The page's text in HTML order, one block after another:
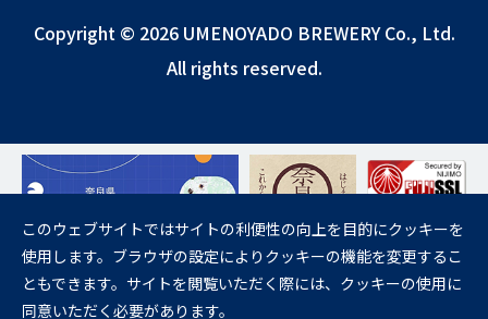
Copyright © 2026 UMENOYADO BREWERY Co., Ltd.
All rights reserved.
飲酒は20歳になってから。
妊娠中や授乳期の飲酒は、胎児・乳児の発育に悪影響を与えるおそれが
あります。
このウェブサイトではサイトの利便性の向上を目的にクッキーを
使用します。ブラウザの設定によりクッキーの機能を変更するこ
ともできます。サイトを閲覧いただく際には、クッキーの使用に
同意いただく必要があります。